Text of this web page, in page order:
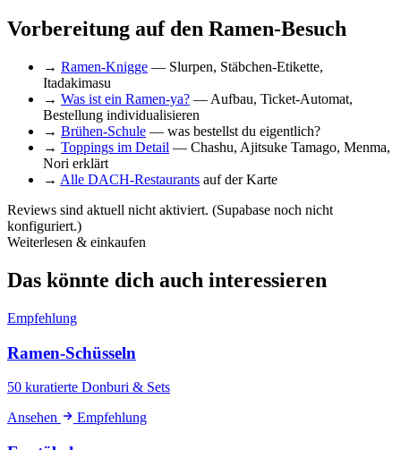
Vorbereitung auf den Ramen-Besuch
→ Ramen-Knigge — Slurpen, Stäbchen-Etikette,
Itadakimasu
→ Was ist ein Ramen-ya? — Aufbau, Ticket-Automat,
Bestellung individualisieren
→ Brühen-Schule — was bestellst du eigentlich?
→ Toppings im Detail — Chashu, Ajitsuke Tamago, Menma,
Nori erklärt
→ Alle DACH-Restaurants auf der Karte
Reviews sind aktuell nicht aktiviert. (Supabase noch nicht
konfiguriert.)
Weiterlesen & einkaufen
Das könnte dich auch interessieren
Empfehlung
Ramen-Schüsseln
50 kuratierte Donburi & Sets
Ansehen
Empfehlung